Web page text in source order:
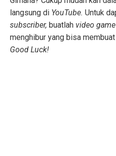
langsung di YouTube. Untuk
subscriber, buatlah video game
menghibur yang bisa
Good Luck!